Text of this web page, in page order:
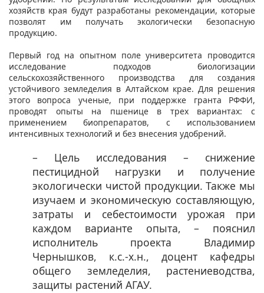
хозяйств края будут разработаны рекомендации, которые
позволят им получать экологически безопасную
продукцию.
Первый год на опытном поле университета проводится
исследование подходов биологизации
сельскохозяйственного производства для создания
устойчивого земледелия в Алтайском крае. Для решения
этого вопроса ученые, при поддержке гранта РФФИ,
проводят опыты на пшенице в трех вариантах: с
применением биопрепаратов, с использованием
интенсивных технологий и без внесения удобрений.
– Цель исследования – снижение
пестицидной нагрузки и получение
экологически чистой продукции. Также мы
изучаем и экономическую составляющую,
затраты и себестоимости урожая при
каждом варианте опыта, – пояснил
исполнитель проекта Владимир
Чернышков, к.с.-х.н., доцент кафедры
общего земледелия, растениеводства,
защиты растений АГАУ.